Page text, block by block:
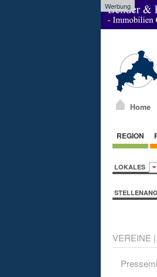
Werbung
Home
REGION
LOKALES
VEREINE |